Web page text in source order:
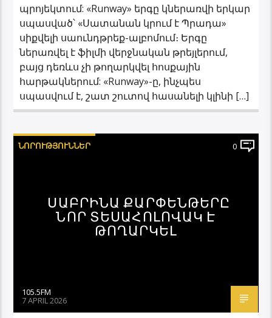
պրոյեկտում: «Runway» երգը կներառվի երկար
սպասված՝ «Սատանան կրում է Պրադա»
սիքվելի սաունդթրեք-ալբոմում։ Երգը
ներառվել է ֆիլմի վերջնական թրեյլերում,
բայց դեռևս չի թողարկվել հոսքային
հարթակներում: «Runway»-ը, ինչպես
սպասվում է, շատ շուտով հասանելի կլինի […]
ՆՈՐՈՒԹՅՈՒՆՆԵՐ 0
ՍԱԲՐԻՆԱ ՔԱՐՓԵՆԹԵՐԸ
ՆՈՐ ՏԵՍԱՀՈԼՈՎԱԿ Է
ԹՈՂԱՐԿԵԼ
105.5FM
7 APRIL 2026